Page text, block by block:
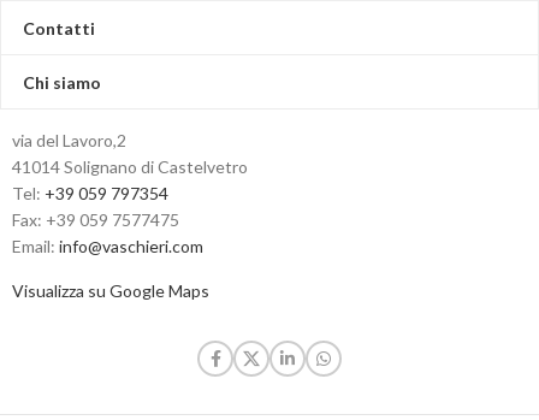
Contatti
Chi siamo
via del Lavoro,2
41014 Solignano di Castelvetro
Tel: +39 059 797354
Fax: +39 059 7577475
Email: info@vaschieri.com
Visualizza su Google Maps